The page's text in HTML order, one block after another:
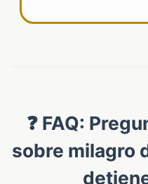
❓ FAQ:
sobre milagro